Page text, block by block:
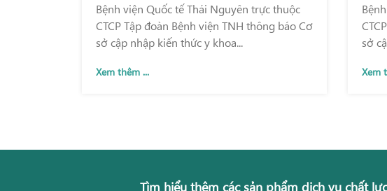
Bệnh viện Quốc tế Thái Nguyên trực thuộc
CTCP Tập đoàn Bệnh viện TNH thông báo Cơ
sở cập nhập kiến thức y khoa...
Xem thêm ...
sở
Xem
Tìm hiểu thêm các sản phẩm dịch vụ chất